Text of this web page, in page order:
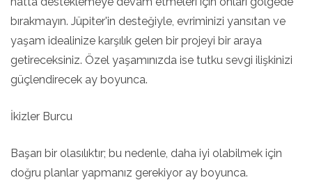
bırakmayın. Jüpiter'in desteğiyle, evriminizi yansıtan ve
yaşam idealinize karşılık gelen bir projeyi bir araya
getireceksiniz. Özel yaşamınızda ise tutku sevgi ilişkinizi
güçlendirecek ay boyunca.
İkizler Burcu
Başarı bir olasılıktır; bu nedenle, daha iyi olabilmek için
doğru planlar yapmanız gerekiyor ay boyunca.